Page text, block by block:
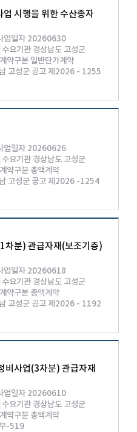
시행을 위한 수산종자
업일자 20260630
수요기관 경상남도 고성군
계약구분 일반단가계약
고성군 공고 제2026 - 1255
업일자 20260626
수요기관 경상남도 고성군
계약구분 총액계약
고성군 공고 제2026 -1254
차분) 관급자재(보조기층)
업일자 20260618
수요기관 경상남도 고성군
계약구분 총액계약
고성군 공고 제2026 - 1192
비사업(3차분) 관급자재
업일자 20260610
수요기관 경상남도 고성군
계약구분 총액계약
-519